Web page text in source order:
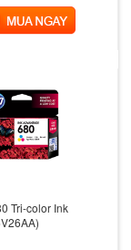
NGAY
Tri-color Ink